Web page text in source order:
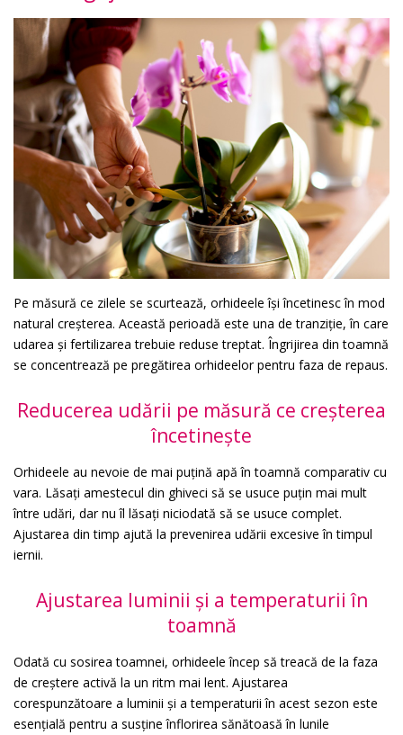
Pe măsură ce zilele se scurtează, orhideele își încetinesc în mod
natural creșterea. Această perioadă este una de tranziție, în care
udarea și fertilizarea trebuie reduse treptat. Îngrijirea din toamnă
se concentrează pe pregătirea orhideelor pentru faza de repaus.
Reducerea udării pe măsură ce creșterea
încetinește
Orhideele au nevoie de mai puțină apă în toamnă comparativ cu
vara. Lăsați amestecul din ghiveci să se usuce puțin mai mult
între udări, dar nu îl lăsați niciodată să se usuce complet.
Ajustarea din timp ajută la prevenirea udării excesive în timpul
iernii.
Ajustarea luminii și a temperaturii în
toamnă
Odată cu sosirea toamnei, orhideele încep să treacă de la faza
de creștere activă la un ritm mai lent. Ajustarea
corespunzătoare a luminii și a temperaturii în acest sezon este
esențială pentru a susține înflorirea sănătoasă în lunile